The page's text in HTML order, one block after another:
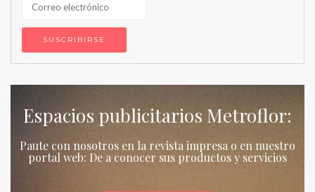
Espacios publicitarios Metroflor:
Paute con nosotros en la revista impresa o en nuestro
portal web: De a conocer sus productos y servicios